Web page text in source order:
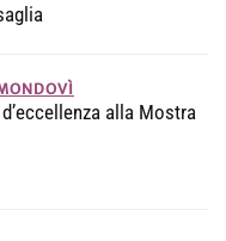
alla Mostra